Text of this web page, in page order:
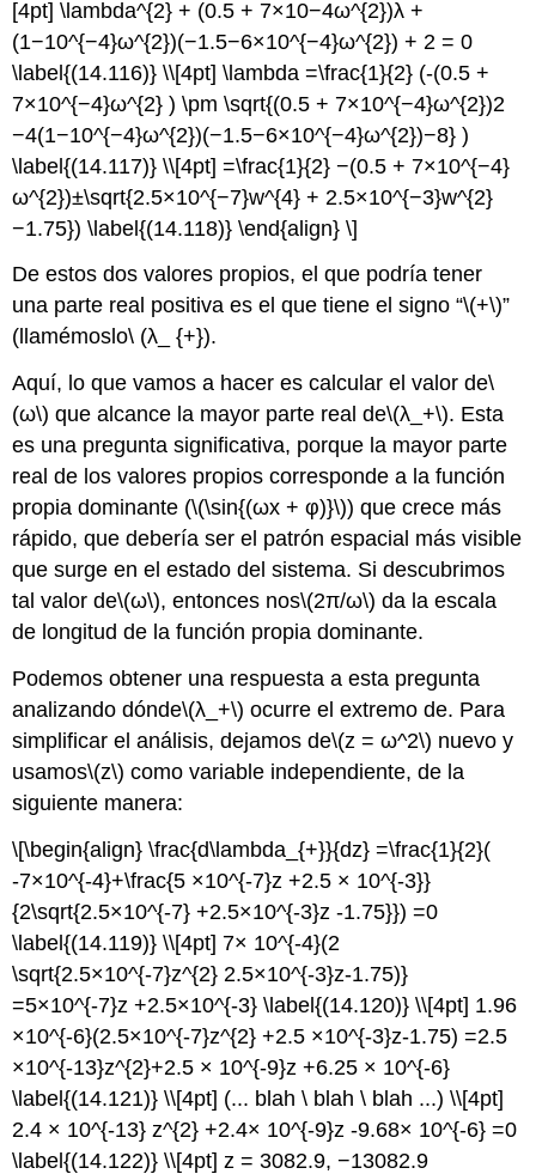
[4pt] \lambda^{2} + (0.5 + 7×10−4ω^{2})λ +
(1−10^{−4}ω^{2})(−1.5−6×10^{−4}ω^{2}) + 2 = 0
\label{(14.116)} \\[4pt] \lambda =\frac{1}{2} (-(0.5 +
7×10^{−4}ω^{2} ) \pm \sqrt{(0.5 + 7×10^{−4}ω^{2})2
−4(1−10^{−4}ω^{2})(−1.5−6×10^{−4}ω^{2})−8} )
\label{(14.117)} \\[4pt] =\frac{1}{2} −(0.5 + 7×10^{−4}
ω^{2})±\sqrt{2.5×10^{−7}w^{4} + 2.5×10^{−3}w^{2}
−1.75}) \label{(14.118)} \end{align} \]
De estos dos valores propios, el que podría tener
una parte real positiva es el que tiene el signo “\(+\)”
(llamémoslo\ (λ_ {+}).
Aquí, lo que vamos a hacer es calcular el valor de\
(ω\) que alcance la mayor parte real de\(λ_+\). Esta
es una pregunta significativa, porque la mayor parte
real de los valores propios corresponde a la función
propia dominante (\(\sin{(ωx + φ)}\)) que crece más
rápido, que debería ser el patrón espacial más visible
que surge en el estado del sistema. Si descubrimos
tal valor de\(ω\), entonces nos\(2π/ω\) da la escala
de longitud de la función propia dominante.
Podemos obtener una respuesta a esta pregunta
analizando dónde\(λ_+\) ocurre el extremo de. Para
simplificar el análisis, dejamos de\(z = ω^2\) nuevo y
usamos\(z\) como variable independiente, de la
siguiente manera:
\[\begin{align} \frac{d\lambda_{+}}{dz} =\frac{1}{2}(
-7×10^{-4}+\frac{5 ×10^{-7}z +2.5 × 10^{-3}}
{2\sqrt{2.5×10^{-7} +2.5×10^{-3}z -1.75}}) =0
\label{(14.119)} \\[4pt] 7× 10^{-4}(2
\sqrt{2.5×10^{-7}z^{2} 2.5×10^{-3}z-1.75)}
=5×10^{-7}z +2.5×10^{-3} \label{(14.120)} \\[4pt] 1.96
×10^{-6}(2.5×10^{-7}z^{2} +2.5 ×10^{-3}z-1.75) =2.5
×10^{-13}z^{2}+2.5 × 10^{-9}z +6.25 × 10^{-6}
\label{(14.121)} \\[4pt] (... blah \ blah \ blah ...) \\[4pt]
2.4 × 10^{-13} z^{2} +2.4× 10^{-9}z -9.68× 10^{-6} =0
\label{(14.122)} \\[4pt] z = 3082.9, −13082.9